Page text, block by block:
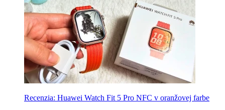
Recenzia: Huawei Watch Fit 5 Pro NFC v oranžovej farbe